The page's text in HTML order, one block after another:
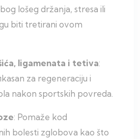
lošeg držanja, stresa ili
biti tretirani ovom
ligamenata i tetiva:
za regeneraciju i
nakon sportskih povreda.
: Pomaže kod
bolesti zglobova kao što